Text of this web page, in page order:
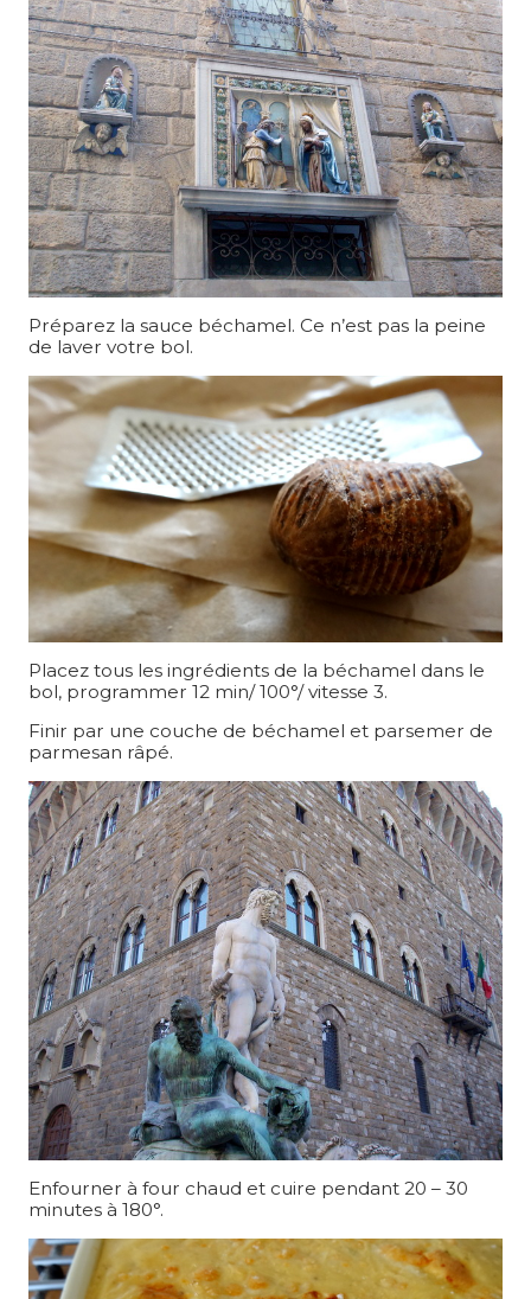
Préparez la sauce béchamel. Ce n’est pas la peine
de laver votre bol.
Placez tous les ingrédients de la béchamel dans le
bol, programmer 12 min/ 100°/ vitesse 3.
Finir par une couche de béchamel et parsemer de
parmesan râpé.
Enfourner à four chaud et cuire pendant 20 – 30
minutes à 180°.